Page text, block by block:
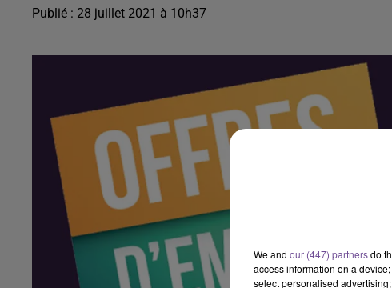
Publié : 28 juillet 2021 à 10h37
We and our (447) partnersdo
access information on a
select personalised